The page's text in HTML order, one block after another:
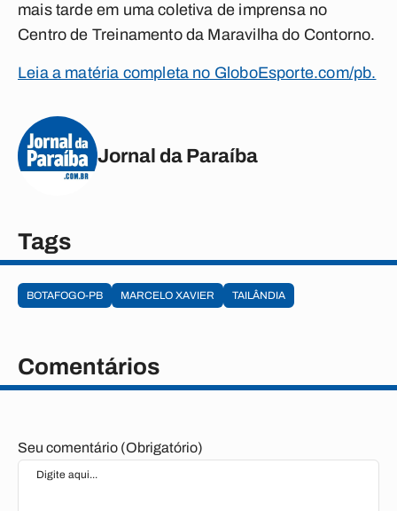
mais tarde em uma coletiva de imprensa no
Centro de Treinamento da Maravilha do Contorno.
Leia a matéria completa no GloboEsporte.com/pb.
Jornal da Paraíba
Tags
BOTAFOGO-PB MARCELO XAVIER TAILÂNDIA
Comentários
Seu comentário (Obrigatório)